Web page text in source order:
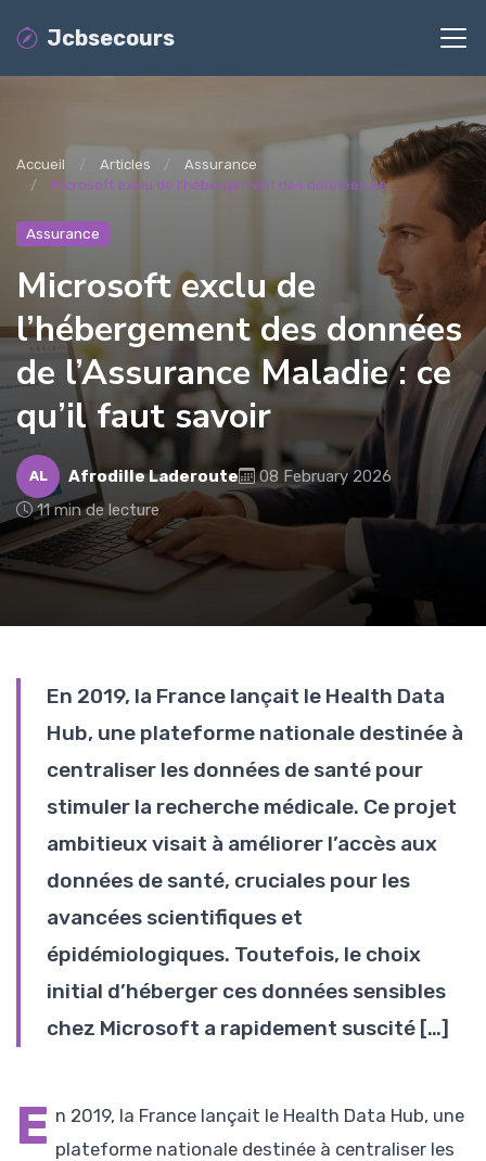
Jcbsecours
Accueil Articles
Assurance
Microsoft exclu de l’hébergement des données de...
Assurance
Microsoft exclu de
l’hébergement des données
de l’Assurance Maladie : ce
qu’il faut savoir
AL Afrodille Laderoute
08 February 2026
11 min de lecture
En 2019, la France lançait le Health Data
Hub, une plateforme nationale destinée à
centraliser les données de santé pour
stimuler la recherche médicale. Ce projet
ambitieux visait à améliorer l’accès aux
données de santé, cruciales pour les
avancées scientifiques et
épidémiologiques. Toutefois, le choix
initial d’héberger ces données sensibles
chez Microsoft a rapidement suscité […]
E n 2019, la France lançait le Health Data Hub, une
plateforme nationale destinée à centraliser les